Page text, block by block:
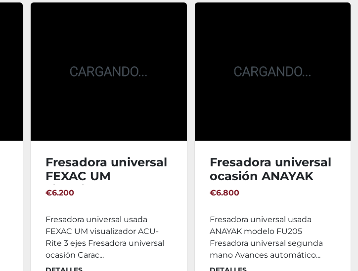
Fresadora universal
FEXAC UM
visualizador ACU-
€6.200
Fresadora universal usada
FEXAC UM visualizador ACU-
Rite 3 ejes Fresadora universal
ocasión Carac...
Fresadora universal
ocasión ANAYAK
FU205
€6.800
Fresadora universal usada
ANAYAK modelo FU205
Fresadora universal segunda
mano Avances automático...